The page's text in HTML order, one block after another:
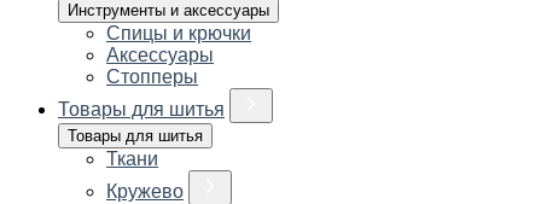
Инструменты и аксессуары
Спицы и крючки
Аксессуары
Стопперы
Товары для шитья
Товары для шитья
Ткани
Кружево